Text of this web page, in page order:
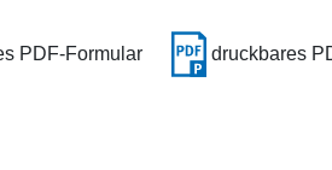
PDF-Formular druckbares